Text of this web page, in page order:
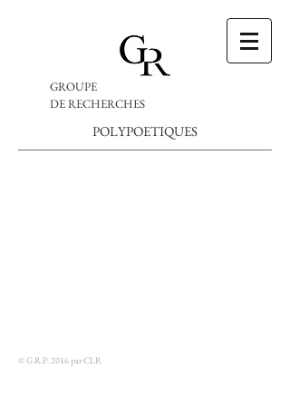
GROUPE
DE RECHERCHES
POLYPOETIQUES
© G.R.P. 2016 par CLR